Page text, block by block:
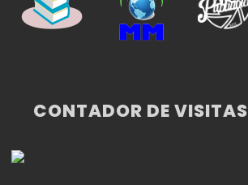
CONTADOR DE VISITAS